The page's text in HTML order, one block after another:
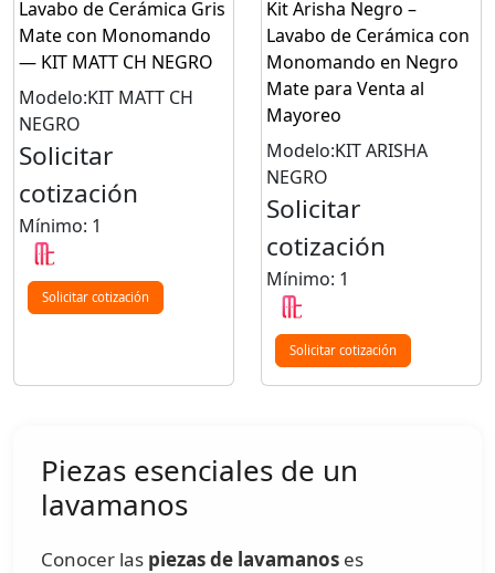
Lavabo de Cerámica Gris
Mate con Monomando
— KIT MATT CH NEGRO
Modelo:KIT MATT CH
NEGRO
Solicitar
cotización
Mínimo: 1
Solicitar cotización
Kit Arisha Negro –
Lavabo de Cerámica con
Monomando en Negro
Mate para Venta al
Mayoreo
Modelo:KIT ARISHA
NEGRO
Solicitar
cotización
Mínimo: 1
Solicitar cotización
Piezas esenciales de un
lavamanos
Conocer las piezas de lavamanos es